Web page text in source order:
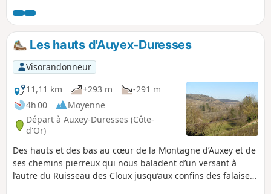
Les hauts d'Auyex-Duresses
Visorandonneur
11,11 km
+293 m
-291 m
4h 00
Moyenne
Départ à Auxey-Duresses (Côte-
d'Or)
Des hauts et des bas au cœur de la Montagne d’Auxey et de
ses chemins pierreux qui nous baladent d’un versant à
l’autre du Ruisseau des Cloux jusqu’aux confins des falaises